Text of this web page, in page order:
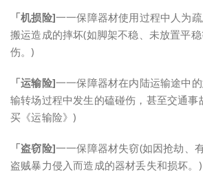
「机损险]一一保障器材使用过程中人为
搬运造成的摔坏(如脚架不稳、未放置平
伤。)
「运输险]一一保障器材在内陆运输途中
输转场过程中发生的磕碰伤，甚至交通
买《运输险》)
「盗窃险]一一保障器材失窃(如因抢劫、
盗贼暴力侵入而造成的器材丢失和损坏。)